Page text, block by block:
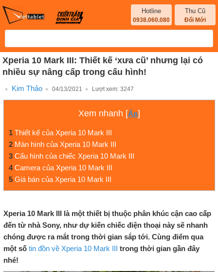
Hotline
0938.060.080
Thu Cũ
Đổi Mới
Xperia 10 Mark III: Thiết kế ‘xưa cũ’ nhưng lại có
nhiều sự nâng cấp trong cấu hình!
Kim Thảo 04/13/2021 Lượt xem: 3247
Xem nhanh [Ẩn]
1 Thiết kế của Xperia 10 Mark III
2 Màn hình của Xperia 10 Mark III
3 Cấu hình của chiếc Xperia 10 Mark III
4 Camera của Xperia 10 Mark III
5 Giá bán của Xperia 10 Mark III
Xperia 10 Mark III là một thiết bị thuộc phân khúc cận cao cấp
đến từ nhà Sony, như dự kiến chiếc điện thoại này sẽ nhanh
chóng được ra mắt trong thời gian sắp tới. Cùng điểm qua
một sốtin đồn về Xperia 10 Mark III trong thời gian gần đây
nhé!